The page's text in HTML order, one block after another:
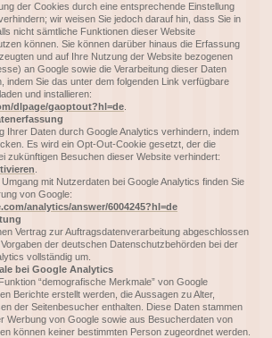
der Cookies durch eine entsprechende Einstellung
wir weisen Sie jedoch darauf hin, dass Sie in
nicht sämtliche Funktionen dieser Website
können. Sie können darüber hinaus die Erfassung
und auf Ihre Nutzung der Website bezogenen
an Google sowie die Verarbeitung dieser Daten
indem Sie das unter dem folgenden Link verfügbare
und installieren:
dlpage/gaoptout?hl=de
Ihrer Daten durch Google Analytics verhindern, indem
Es wird ein Opt-Out-Cookie gesetzt, der die
zukünftigen Besuchen dieser Website verhindert:
mit Nutzerdaten bei Google Analytics finden Sie
von Google:
analytics/answer/6004245?hl=de
Vertrag zur Auftragsdatenverarbeitung abgeschlossen
der deutschen Datenschutzbehörden bei der
vollständig um.
bei Google Analytics
“demografische Merkmale” von Google
Berichte erstellt werden, die Aussagen zu Alter,
der Seitenbesucher enthalten. Diese Daten stammen
Werbung von Google sowie aus Besucherdaten von
können keiner bestimmten Person zugeordnet werden.